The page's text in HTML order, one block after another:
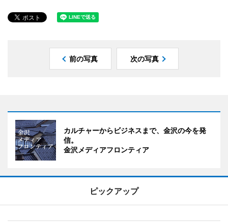
前の写真 次の写真
カルチャーからビジネスまで、金沢の今を発
信。
金沢メディアフロンティア
ピックアップ